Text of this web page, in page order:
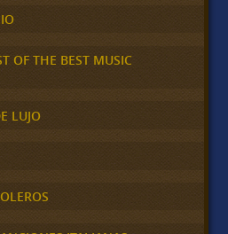
OF THE BEST MUSIC
LUJO